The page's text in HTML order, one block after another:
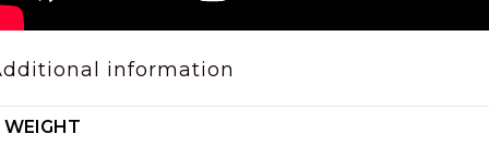
information
WEIGHT